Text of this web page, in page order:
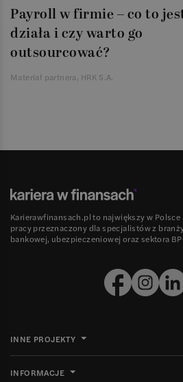
Payroll w firmie – co to
działa i czy warto go
outsourcować?
Materiał partnera, HRK S.A.
Karierawfinansach.pl to największy w
pracy przeznaczony dla specjalistów z
bankowej, ubezpieczeniowej oraz sektora
INNE PROJEKTY
INFORMACJE